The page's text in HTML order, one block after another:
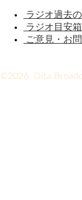
ラジオ過去
ラジオ目安箱
ご意見・お
©2026 Oita